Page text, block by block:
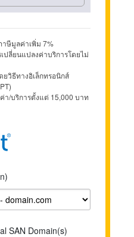
าษีมูลค่าเพิ่ม 7%
ปลี่ยนแปลงค่าบริการโดยไม่
ยวิธีทางอิเล็กทรอนิกส์
า/บริการตั้งแต่ 15,000 บาท
SAN Domain(s)